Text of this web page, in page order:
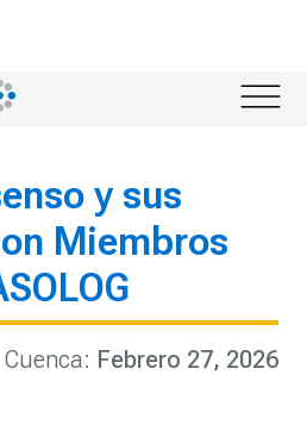
y sus
Miembros
Cuenca: Febrero 27, 2026